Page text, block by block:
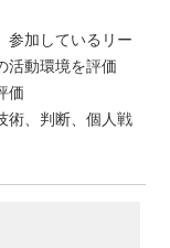
参加しているリー
活動環境を評価
価
術、判断、個人戦